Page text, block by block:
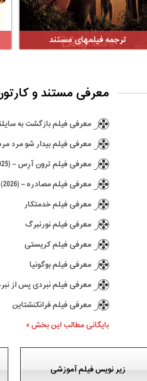
ترجمه فیلمهای مستند
معرفی مستند و
معرفی فیلم بازگشت به
معرفی فیلم بیدار شو مرد
معرفی فیلم ترون آرِس – Tron: Ares (2025)
معرفی فیلم مصادره – The Rip (2026)
معرفی فیلم خدمتکار
معرفی فیلم نورنبرگ
معرفی فیلم کریستی
معرفی فیلم بوگونیا
معرفی فیلم نبردی پس از
معرفی فیلم فرانکنشتاین
بایگانی مطالب این بخش »
زیر نویس فیلم آموزشی